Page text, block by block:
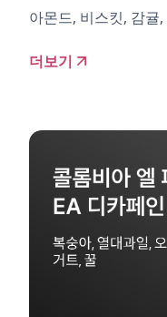
아몬드, 비스킷, 감귤
더보기